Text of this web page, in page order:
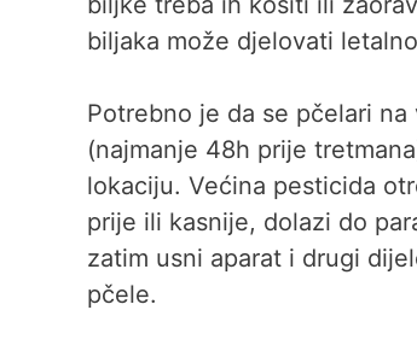
biljaka može djelovati
Potrebno je da se pčelari
(najmanje 48h prije
lokaciju. Većina pesticida
prije ili kasnije, dolazi do
zatim usni aparat i drugi
pčele.